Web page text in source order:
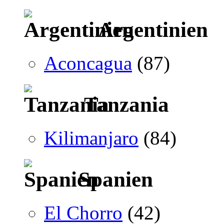
Argentinien
Aconcagua (87)
Tanzania
Kilimanjaro (84)
Spanien
El Chorro (42)